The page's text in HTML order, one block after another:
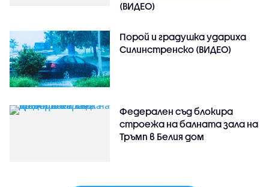
(ВИДЕО)
Порой и градушка удариха
Силинстренско (ВИДЕО)
Федерален съд блокира
строежа на балната зала на
Тръмп в Белия дом